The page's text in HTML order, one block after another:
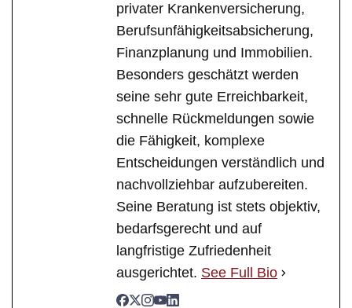
privater Krankenversicherung,
Berufsunfähigkeitsabsicherung,
Finanzplanung und Immobilien.
Besonders geschätzt werden
seine sehr gute Erreichbarkeit,
schnelle Rückmeldungen sowie
die Fähigkeit, komplexe
Entscheidungen verständlich und
nachvollziehbar aufzubereiten.
Seine Beratung ist stets objektiv,
bedarfsgerecht und auf
langfristige Zufriedenheit
ausgerichtet. See Full Bio